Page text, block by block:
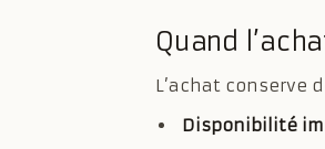
Quand
L’achat conserve
Disponibilité